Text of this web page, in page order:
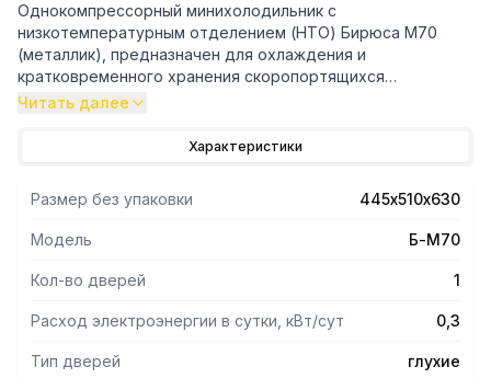
Однокомпрессорный минихолодильник с
низкотемпературным отделением (НТО) Бирюса М70
(металлик), предназначен для охлаждения и
кратковременного хранения скоропортящихся
продуктов, напитков и лекарств в частных домах,
температуре окружающего воздуха от 16 до 32 °С и
холодильной камере 4°C. Ручная система оттаивания
холодильной камеры. Перенавешиваемые дверцы.
Встроенная ручка.
Читать далее
Характеристики
Размер без упаковки 445х510х630
Модель Б-M70
Кол-во дверей 1
Расход электроэнергии в сутки, кВт/сут 0,3
Тип дверей глухие